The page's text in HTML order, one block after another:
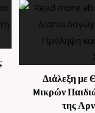
Διάλεξη με
Mικρών
της